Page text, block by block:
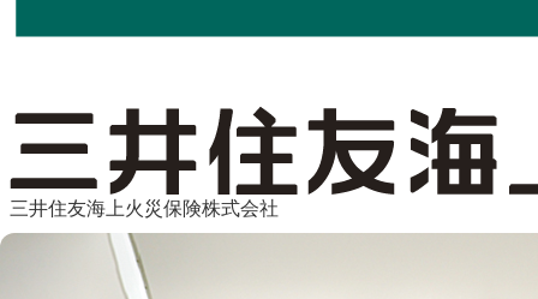
三井住友海上火災保険株式会社